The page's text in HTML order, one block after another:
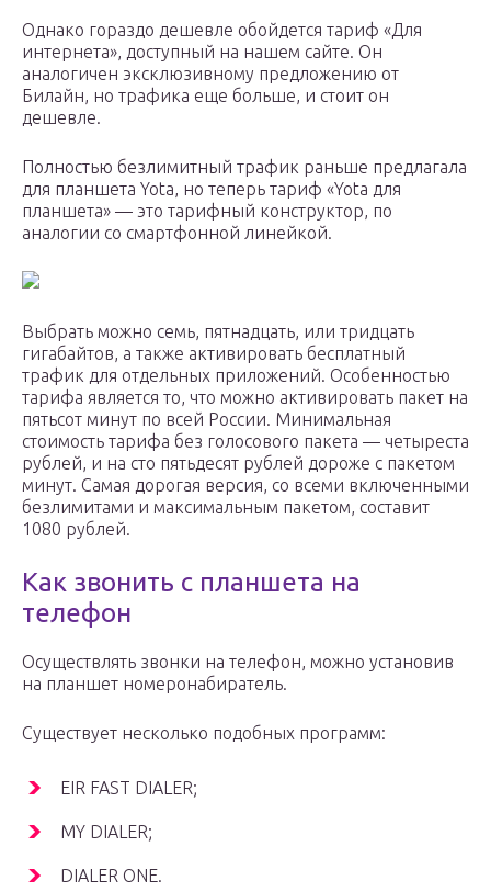
Однако гораздо дешевле обойдется тариф «Для
интернета», доступный на нашем сайте. Он
аналогичен эксклюзивному предложению от
Билайн, но трафика еще больше, и стоит он
дешевле.
Полностью безлимитный трафик раньше предлагала
для планшета Yota, но теперь тариф «Yota для
планшета» — это тарифный конструктор, по
аналогии со смартфонной линейкой.
Выбрать можно семь, пятнадцать, или тридцать
гигабайтов, а также активировать бесплатный
трафик для отдельных приложений. Особенностью
тарифа является то, что можно активировать пакет на
пятьсот минут по всей России. Минимальная
стоимость тарифа без голосового пакета — четыреста
рублей, и на сто пятьдесят рублей дороже с пакетом
минут. Самая дорогая версия, со всеми включенными
безлимитами и максимальным пакетом, составит
1080 рублей.
Как звонить с планшета на
телефон
Осуществлять звонки на телефон, можно установив
на планшет номеронабиратель.
Существует несколько подобных программ:
EIR FAST DIALER;
MY DIALER;
DIALER ONE.